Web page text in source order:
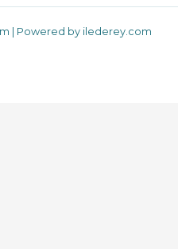
| Powered by ilederey.com